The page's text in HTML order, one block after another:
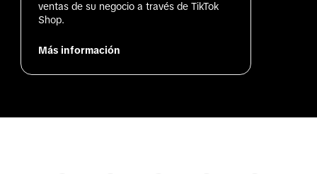
ventas de su negocio a través de TikTok
Shop.
Más información